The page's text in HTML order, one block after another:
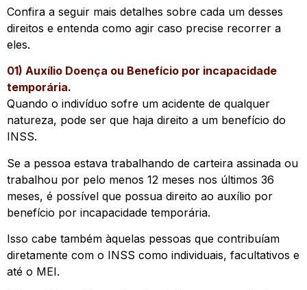
Confira a seguir mais detalhes sobre cada um desses
direitos e entenda como agir caso precise recorrer a
eles.
01) Auxílio Doença ou Benefício por incapacidade
temporária.
Quando o indivíduo sofre um acidente de qualquer
natureza, pode ser que haja direito a um benefício do
INSS.
Se a pessoa estava trabalhando de carteira assinada ou
trabalhou por pelo menos 12 meses nos últimos 36
meses, é possível que possua direito ao auxílio por
benefício por incapacidade temporária.
Isso cabe também àquelas pessoas que contribuíam
diretamente com o INSS como individuais, facultativos e
até o MEI.